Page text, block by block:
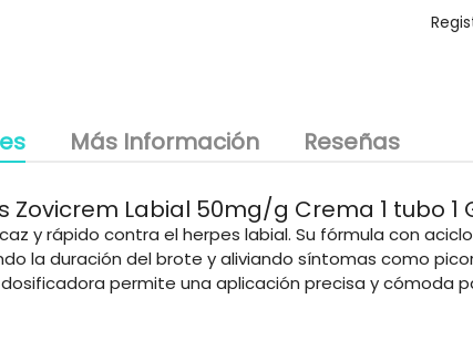
Más Información Reseñas
Zovicrem Labial 50mg/g Crema 1 tubo 1
y rápido contra el herpes labial. Su fórmula con
la duración del brote y aliviando síntomas como
dosificadora permite una aplicación precisa y